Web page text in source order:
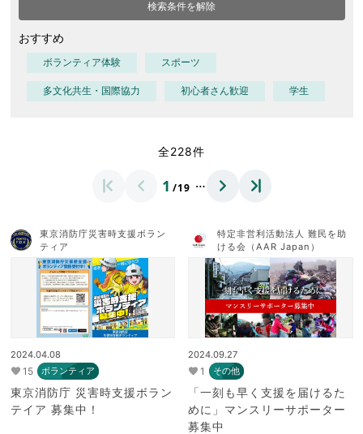
検索条件を解除
おすすめ
ボランティア体験 スポーツ
多文化共生・国際協力 初心者さん歓迎 学生
全228件
1 /19 …
東京消防庁災害時支援ボラン
ティア
2024.04.08
15 ボランティア
東京消防庁 災害時支援ボラン
テイア 募集中！
特定非営利活動法人 難民を助
ける会（AAR Japan）
2024.09.27
1 その他
「一刻も早く支援を届けるた
めに」マンスリーサポーター
募集中